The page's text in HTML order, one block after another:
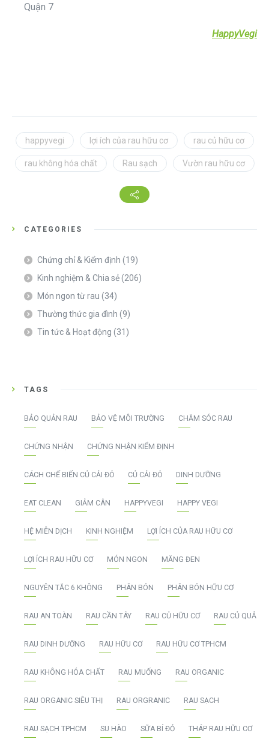
Quận 7
HappyVegi
happyvegi lợi ích của rau hữu cơ rau củ hữu cơ
rau không hóa chất Rau sạch Vườn rau hữu cơ
CATEGORIES
Chứng chỉ & Kiểm định (19)
Kinh nghiệm & Chia sẻ(206)
Món ngon từ rau (34)
Thường thức gia đình (9)
Tin tức & Hoạt động (31)
TAGS
BẢO QUẢN RAU BẢO VỆ MÔI TRƯỜNG CHĂM SÓC RAU
CHỨNG NHẬN CHỨNG NHẬN KIỂM ĐỊNH
CÁCH CHẾ BIẾN CỦ CẢI ĐỎ CỦ CẢI ĐỎ DINH DƯỠNG
EAT CLEAN GIẢM CÂN HAPPYVEGI HAPPY VEGI
HỆ MIỄN DỊCH KINH NGHIỆM LỢI ÍCH CỦA RAU HỮU CƠ
LỢI ÍCH RAU HỮU CƠ MÓN NGON MĂNG ĐEN
NGUYÊN TẮC 6 KHÔNG PHÂN BÓN PHÂN BÓN HỮU CƠ
RAU AN TOÀN RAU CẦN TÂY RAU CỦ HỮU CƠ RAU CỦ QUẢ
RAU DINH DƯỠNG RAU HỮU CƠ RAU HỮU CƠ TPHCM
RAU KHÔNG HÓA CHẤT RAU MUỐNG RAU ORGANIC
RAU ORGANIC SIÊU THỊ RAU ORGRANIC RAU SẠCH
RAU SẠCH TPHCM SU HÀO SỮA BÍ ĐỎ THÁP RAU HỮU CƠ